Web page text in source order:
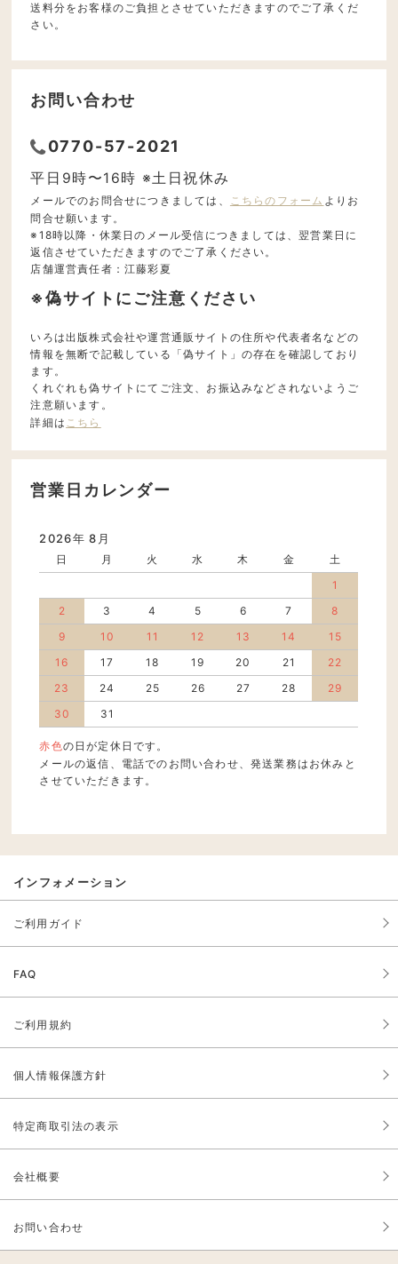
送料分をお客様のご負担とさせていただきますのでご了承くだ
さい。
お問い合わせ
0770-57-2021
平日9時〜16時 ※土日祝休み
メールでのお問合せにつきましては、 こちらのフォーム よりお
問合せ願います。
※18時以降・休業日のメール受信につきましては、翌営業日に
返信させていただきますのでご了承ください。
店舗運営責任者：江藤彩夏
※偽サイトにご注意ください
いろは出版株式会社や運営通販サイトの住所や代表者名などの
情報を無断で記載している「偽サイト」の存在を確認しており
ます。
くれぐれも偽サイトにてご注文、お振込みなどされないようご
注意願います。
詳細は こちら
営業日カレンダー
2026年 8月
日 月 火 水 木 金
土
1
2
3 4 5 6 7
8
9
10 11 12 13 14
15
16
17 18 19 20 21
22
23
24 25 26 27 28
29
30
31
赤色の日が定休日です。
メールの返信、電話でのお問い合わせ、発送業務はお休みと
させていただきます。
インフォメーション
ご利用ガイド
FAQ
ご利用規約
個人情報保護方針
特定商取引法の表示
会社概要
お問い合わせ